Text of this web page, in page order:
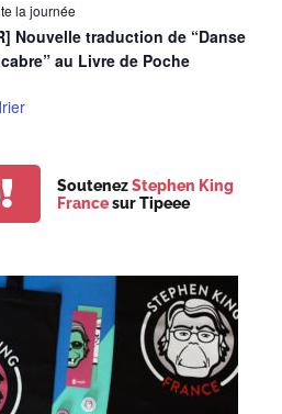
la journée
Nouvelle traduction de “Danse
au Livre de Poche
SoutenezStephen King
Francesur Tipeee